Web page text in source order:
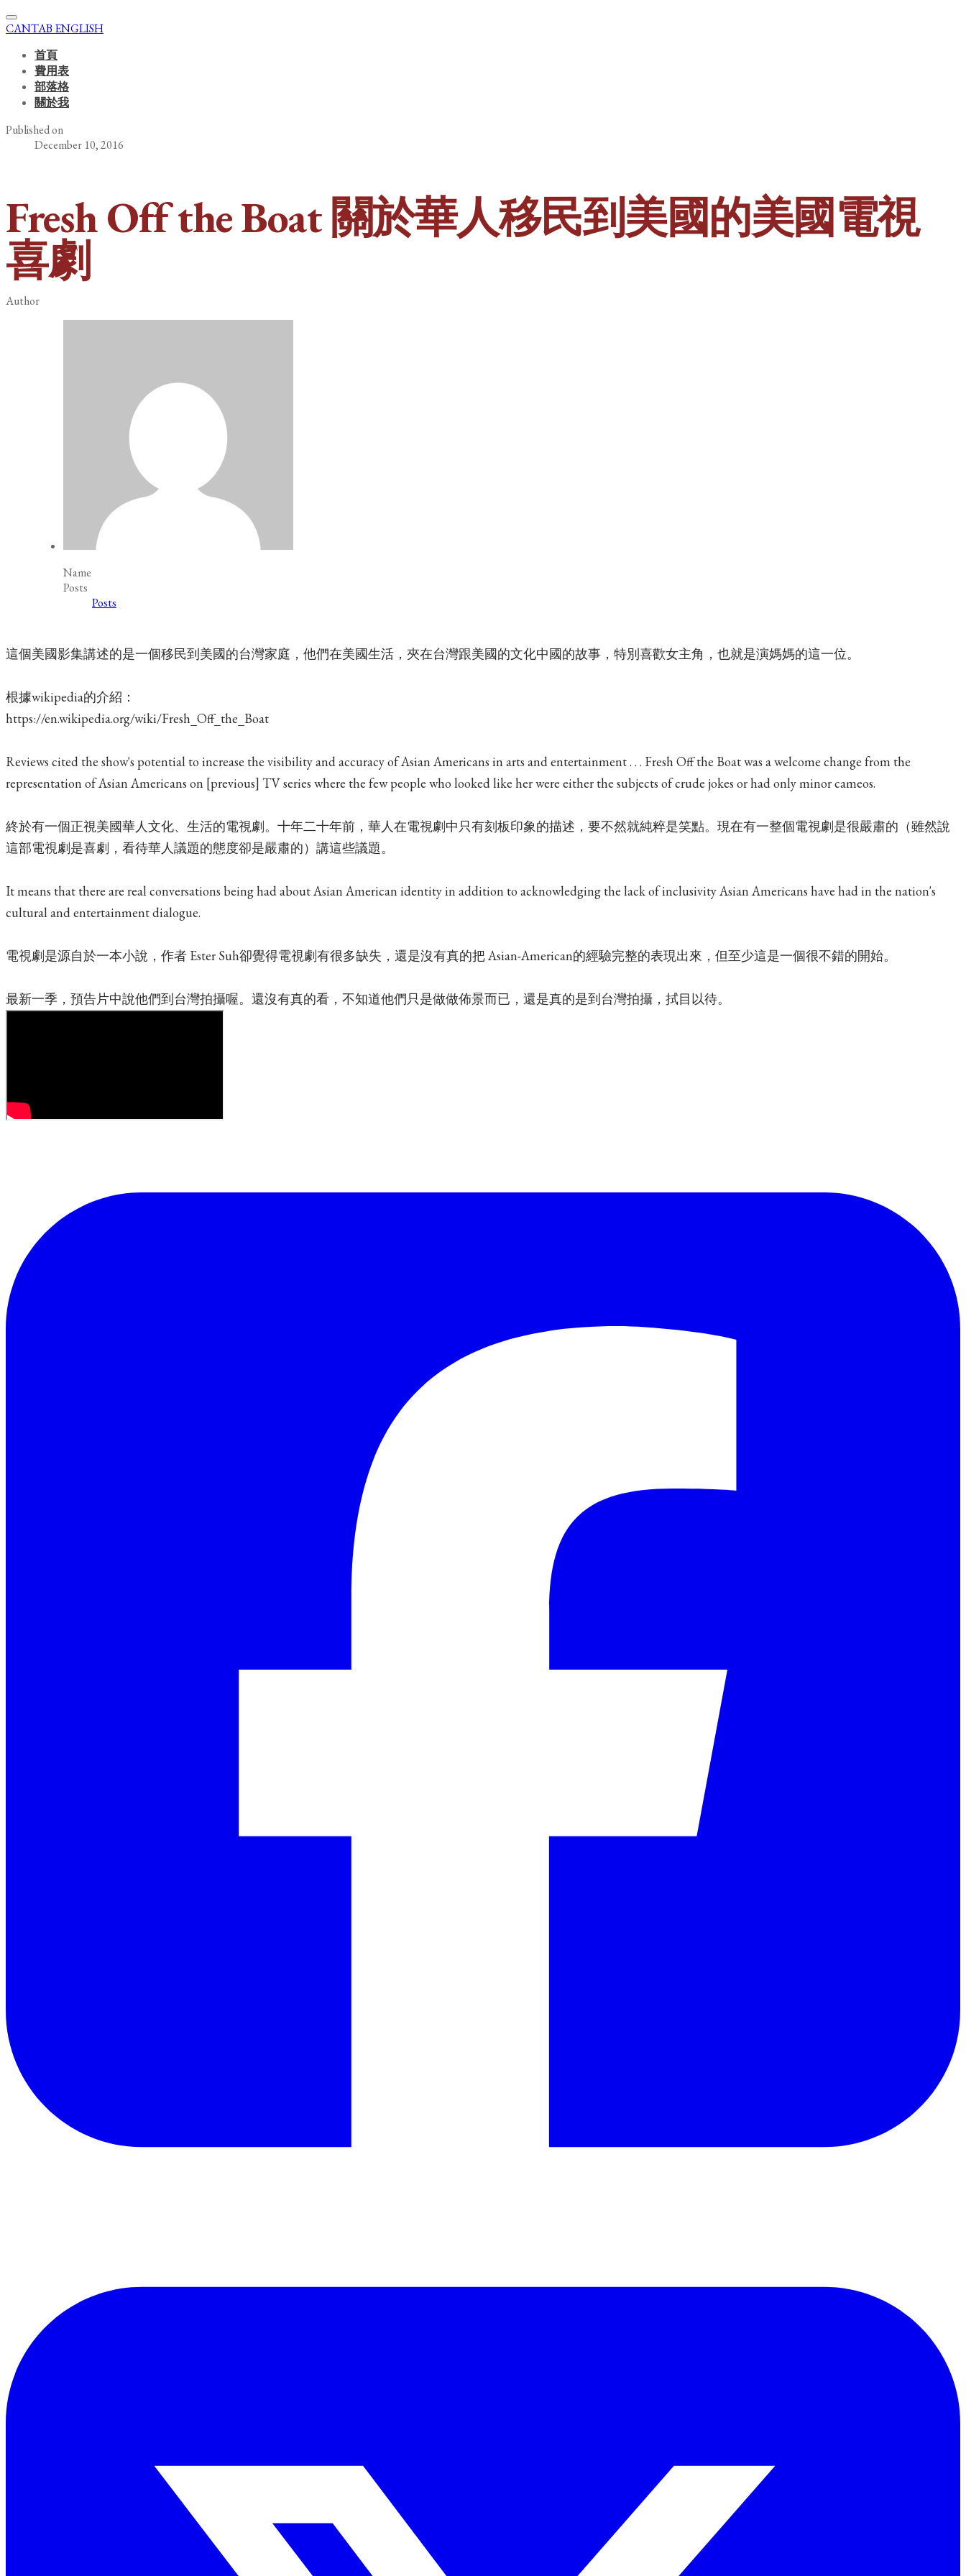
CANTAB ENGLISH
首頁
費用表
部落格
關於我
Published on
December 10, 2016
Fresh Off the Boat 關於華人移民到美國的美國電視
喜劇
Author
Name
Posts
Posts
這個美國影集講述的是一個移民到美國的台灣家庭，他們在美國生活，夾在台灣跟美國的文化中國的故事，特別喜歡女主角，也就是演媽媽的這一位。
根據wikipedia的介紹：
https://en.wikipedia.org/wiki/Fresh_Off_the_Boat
Reviews cited the show's potential to increase the visibility and accuracy of Asian Americans in arts and entertainment . . . Fresh Off the Boat was a welcome change from the
representation of Asian Americans on [previous] TV series where the few people who looked like her were either the subjects of crude jokes or had only minor cameos.
終於有一個正視美國華人文化、生活的電視劇。十年二十年前，華人在電視劇中只有刻板印象的描述，要不然就純粹是笑點。現在有一整個電視劇是很嚴肅的（雖然說
這部電視劇是喜劇，看待華人議題的態度卻是嚴肅的）講這些議題。
It means that there are real conversations being had about Asian American identity in addition to acknowledging the lack of inclusivity Asian Americans have had in the nation's
cultural and entertainment dialogue.
電視劇是源自於一本小說，作者 Ester Suh卻覺得電視劇有很多缺失，還是沒有真的把 Asian-American的經驗完整的表現出來，但至少這是一個很不錯的開始。
最新一季，預告片中說他們到台灣拍攝喔。還沒有真的看，不知道他們只是做做佈景而已，還是真的是到台灣拍攝，拭目以待。